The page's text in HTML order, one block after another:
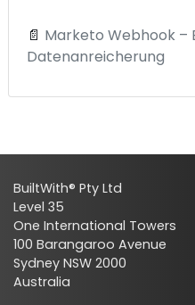
📄 Marketo Webhook –
Datenanreicherung
BuiltWith® Pty Ltd
Level 35
One International Towers
100 Barangaroo Avenue
Sydney NSW 2000
Australia